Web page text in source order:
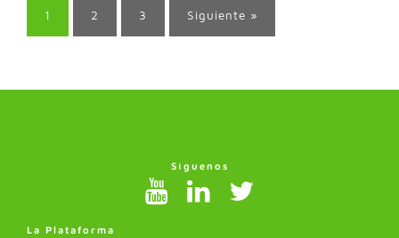
1 2 3 Siguiente »
Síguenos
La Plataforma